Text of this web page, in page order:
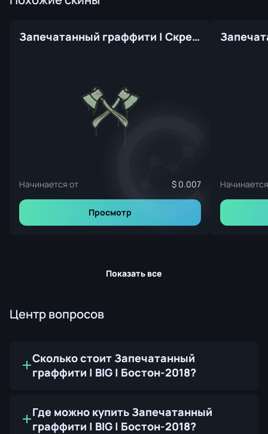
Запечатанный граффити | Скрещённые топоры (Денежный зелёный)
Начинается от 0.007
Просмотр
Показать все
Центр вопросов
Сколько стоит Запечатанный
граффити | BIG | Бостон-2018?
Где можно купить Запечатанный
граффити | BIG | Бостон-2018?